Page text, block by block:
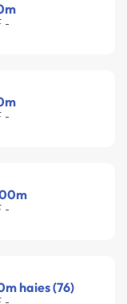
-
-
-
haies (76)